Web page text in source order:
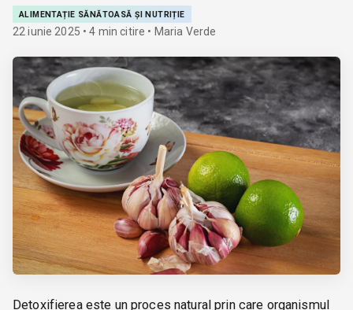
ALIMENTAȚIE SĂNĂTOASĂ ȘI NUTRIȚIE
22 iunie 2025 •4 min citire • Maria Verde
Detoxifierea este un proces natural prin care organismul